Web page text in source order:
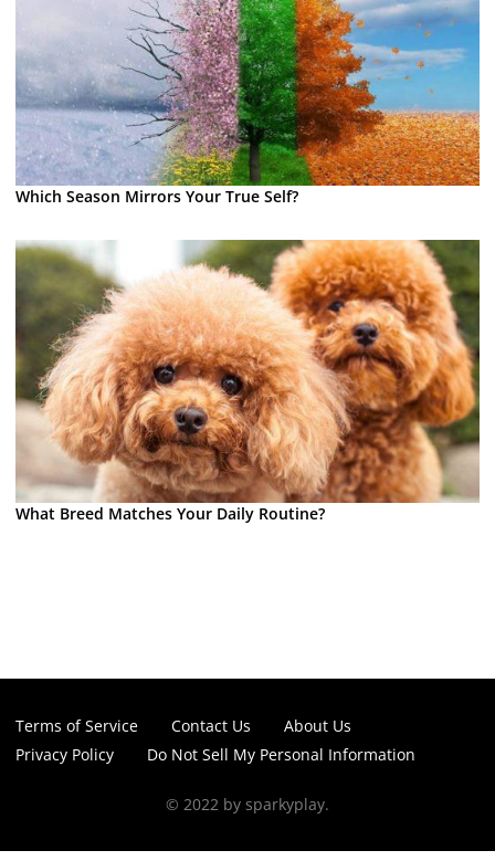
Which Season Mirrors Your True Self?
What Breed Matches Your Daily Routine?
Terms of Service Contact Us
About Us
Privacy Policy
Do Not Sell My Personal Information
© 2022 by sparkyplay.